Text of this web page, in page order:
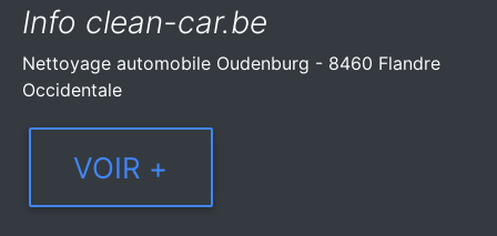
Info clean-car.be
Nettoyage automobile Oudenburg - 8460 Flandre
Occidentale